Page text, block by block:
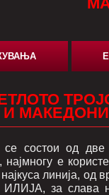
се состои од
е
линија,
за слава